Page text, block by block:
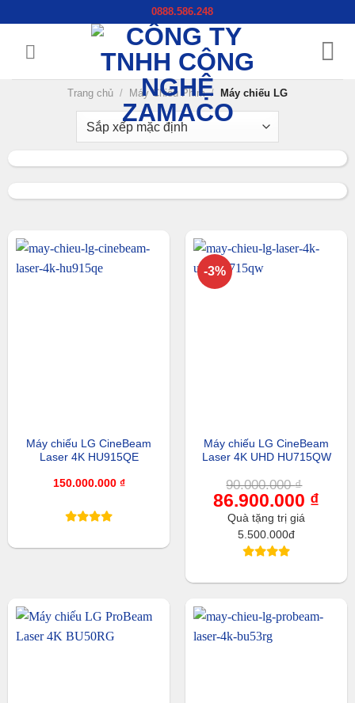
0888.586.248
Trang chủ / Máy Chiếu Phim / Máy chiếu LG
Máy chiếu LG CineBeam
Laser 4K HU915QE
150.000.000 ₫
-3%
Máy chiếu LG CineBeam
Laser 4K UHD HU715QW
90.000.000₫
Giá
gốc
90.000.000 ₫.
86.900.000 ₫
Quà tặng trị giá
5.500.000đ